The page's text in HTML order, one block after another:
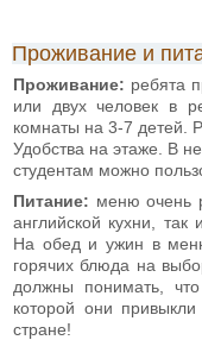
Проживание и
Проживание: ребята
или двух человек в
комнаты на 3-7 детей.
Удобства на этаже. В
студентам можно
Питание: меню очень
английской кухни,
На обед и ужин в
горячих блюда на
должны понимать,
которой они
стране!